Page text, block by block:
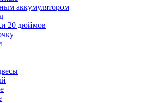
аккумулятором
20 дюймов